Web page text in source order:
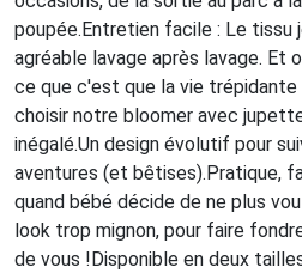
poupée.Entretien facile : Le tissu
agréable lavage après lavage. Et
ce que c'est que la vie trépidante
choisir notre bloomer avec
inégalé.Un design évolutif pour
aventures (et bêtises).Pratique,
quand bébé décide de ne plus
look trop mignon, pour faire
de vous !Disponible en deux